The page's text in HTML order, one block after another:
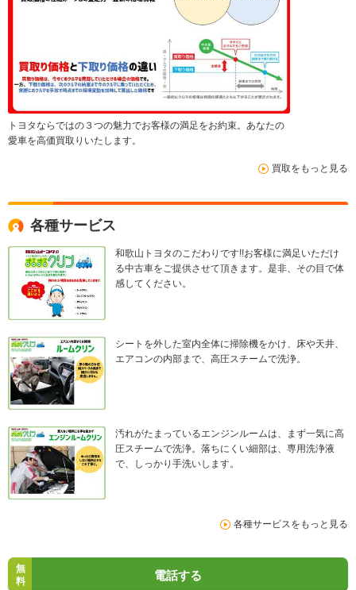
トヨタならではの３つの魅力でお客様の満足をお約束。あなたの
愛車を高価買取りいたします。
買取をもっと見る
各種サービス
和歌山トヨタのこだわりです!!お客様に満足いただけ
る中古車をご提供させて頂きます。是非、その目で体
感してください。
シートを外した室内全体に掃除機をかけ、床や天井、
エアコンの内部まで、高圧スチームで洗浄。
汚れがたまっているエンジンルームは、まず一気に高
圧スチームで洗浄。落ちにくい細部は、専用洗浄液
で、しっかり手洗いします。
各種サービスをもっと見る
無
料
電話する